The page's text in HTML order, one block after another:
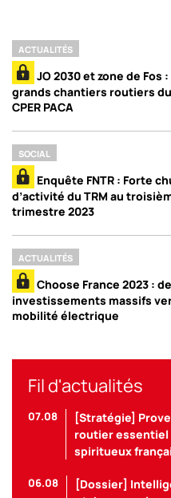
ACTUALITÉS
JO 2030 et zone de Fos
grands chantiers routiers du
CPER PACA
SOCIAL
Enquête FNTR : Forte
d’activité du TRM au
trimestre 2023
ACTUALITÉS
Choose France 2023 :
investissements massifs
mobilité électrique
Fil d'actualités
07.08
[Stratégie]
routier essentiel
spiritueux
06.08
[Dossier]